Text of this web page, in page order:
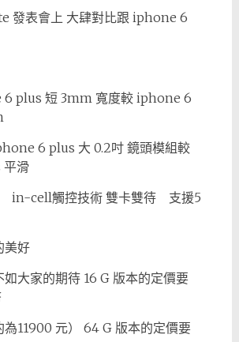
發表會上 大肆對比跟 iphone 6
6 plus 短 3mm 寬度較 iphone 6
6 plus 大 0.2吋 鏡頭模組較
滑
in-cell觸控技術 雙卡雙待 支援5
美好
大家的期待 16 G 版本的定價要
為11900 元） 64 G 版本的定價要